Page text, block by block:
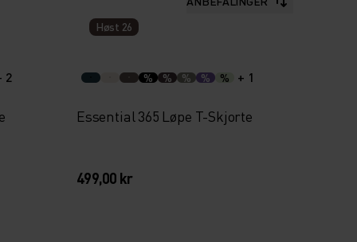
2
Høst 26
% % % % % + 1
Essential 365 Løpe T-Skjorte
499,00 kr